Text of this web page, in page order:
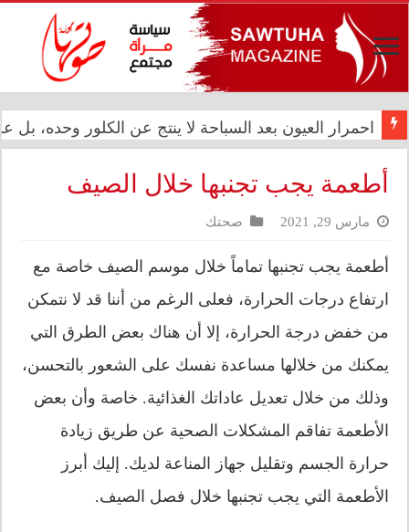
احمرار العيون بعد السباحة لا ينتج عن الكلور وحده،
المعموري تشارك في احتفال سفارة المملكة المغربية بالذكرى الـ27
أطعمة يجب تجنبها خلال الصيف
مارس 29, 2021 صحتك
أطعمة يجب تجنبها تماماً خلال موسم الصيف خاصة مع
ارتفاع درجات الحرارة، فعلى الرغم من أننا قد لا نتمكن
من خفض درجة الحرارة، إلا أن هناك بعض الطرق التي
يمكنك من خلالها مساعدة نفسك على الشعور بالتحسن،
وذلك من خلال تعديل عاداتك الغذائية. خاصة وأن بعض
الأطعمة تفاقم المشكلات الصحية عن طريق زيادة
حرارة الجسم وتقليل جهاز المناعة لديك. إليك أبرز
الأطعمة التي يجب تجنبها خلال فصل الصيف.